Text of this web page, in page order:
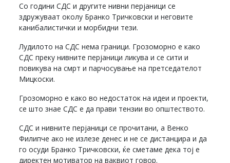
Со години СДС и другите нивни перјаници се
здружуваат околу Бранко Тричковски и неговите
канибалистички и морбидни тези.
Лудилото на СДС нема граници. Грозоморно е како
СДС преку нивните перјаници ликува и се сити и
повикува на смрт и парчосување на претседателот
Мицкоски.
Грозоморно е како во недостаток на идеи и проекти,
се што знае СДС е да прави тензии во општеството.
СДС и нивните перјаници се прочитани, а Венко
Филипче ако не излезе денес и не се дистанцира и да
го осуди Бранко Тричковски, ќе сметаме дека тој е
директен мотиватор на ваквиот говор.